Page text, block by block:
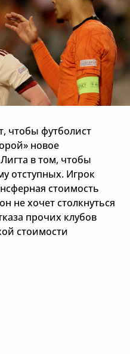
чтобы футболист
новое
в том, чтобы
отступных. Игрок
стоимость
не хочет столкнуться
прочих клубов
стоимости